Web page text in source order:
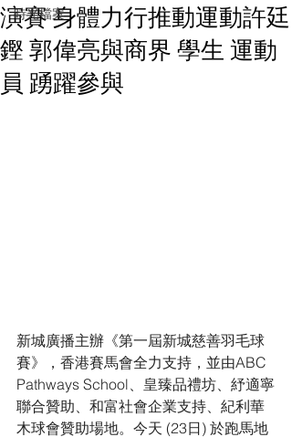
時光檔案
演賽 身體力行推動運動許廷
鏗 郭偉亮與商界 學生 運動
員 踴躍參與
新城廣播主辦《第一屆新城慈善羽毛球
賽》，香港賽馬會全力支持，並由ABC
Pathways School、皇臻品禮坊、紓適寧
聯合贊助、和富社會企業支持、紀利華
木球會贊助場地。今天 (23日) 於跑馬地